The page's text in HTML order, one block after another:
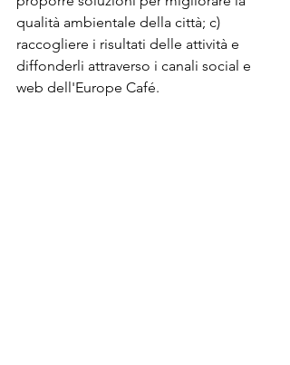
qualità ambientale della città; c)
raccogliere i risultati delle attività e
diffonderli attraverso i canali social e
web dell'Europe Café.